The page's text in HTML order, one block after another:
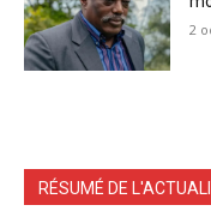
2
RÉSUMÉ DE